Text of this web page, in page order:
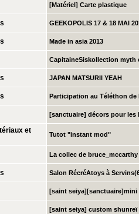
[Matériel] Carte plastique
GEEKOPOLIS 17 & 18 MAI
Made in asia 2013
CapitaineSiskollection myth
JAPAN MATSURII YEAH
Participation au Téléthon de
[sanctuaire] décors pour les
et
Tutot "instant mod"
La collec de bruce_mccarthy
Salon RécréAtoys à
[saint
[saint seiya] custom shunreï